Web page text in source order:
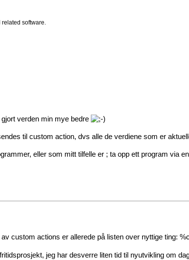
related software.
verden min mye bedre
til custom action, dvs alle de verdiene som er
eller som mitt tilfelle er ; ta opp ett program via
custom actions er allerede på listen over nyttige ting:
jeg har desverre liten tid til nyutvikling om